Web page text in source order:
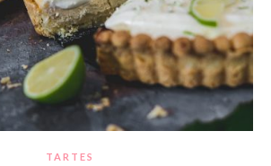
TARTES